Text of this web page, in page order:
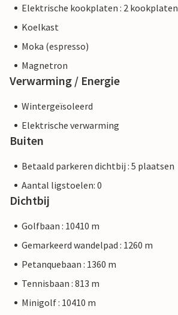
Elektrische kookplaten : 2 kookplaten
Koelkast
Moka (espresso)
Magnetron
Verwarming / Energie
Wintergeïsoleerd
Elektrische verwarming
Buiten
Betaald parkeren dichtbij : 5 plaatsen
Aantal ligstoelen: 0
Dichtbij
Golfbaan : 10410 m
Gemarkeerd wandelpad : 1260 m
Petanquebaan : 1360 m
Tennisbaan : 813 m
Minigolf : 10410 m